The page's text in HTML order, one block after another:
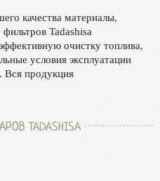
качества материалы,
Tadashisa
очистку топлива,
условия эксплуатации
Вся продукция
TADASHISA